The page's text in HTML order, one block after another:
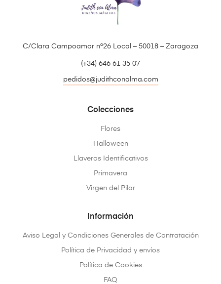
C/Clara Campoamor nº26 Local – 50018 – Zaragoza
(+34) 646 61 35 07
pedidos@judithconalma.com
Colecciones
Flores
Halloween
Llaveros Identificativos
Primavera
Virgen del Pilar
Información
Aviso Legal y Condiciones Generales de Contratación
Política de Privacidad y envíos
Política de Cookies
FAQ